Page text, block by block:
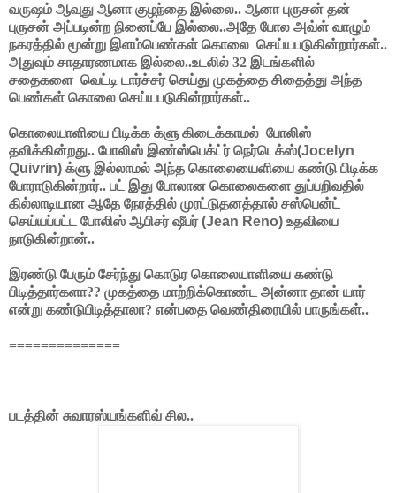
வருஷம் ஆவுது ஆனா குழந்தை இல்லை.. ஆனா புருசன் தன்
புருசன் அப்படின்ற நினைப்பே இல்லை..அதே போல அவ்ள் வாழும்
நகரத்தில் மூன்று இளம்பெண்கள் கொலை செய்யபடுகின்றார்கள்..
அதுவும் சாதாரணமாக இல்லை..உடலில் 32 இடங்களில்
சதைகளை வெட்டி டார்ச்சர் செய்து முகத்தை சிதைத்து அந்த
பெண்கள் கொலை செய்யபடுகின்றார்கள்..
கொலையாளியை பிடிக்க க்ளு கிடைக்காமல் போலிஸ்
தவிக்கின்றது.. போலிஸ் இண்ஸ்பெக்ட்ர் நெர்டெக்ஸ்(Jocelyn
Quivrin) க்ளு இல்லாமல் அந்த கொலையைளியை கண்டு பிடிக்க
போராடுகின்றார்.. பட் இது போலான கொலைகளை துப்பறிவதில்
கில்லாடியான ஆதே நேரத்தில் முரட்டுதனத்தால் சஸ்பென்ட்
செய்யப்பட்ட போலிஸ் ஆபிசர் ஷீபர் (Jean Reno) உதவியை
நாடுகின்றான்..
இரண்டு பேரும் சேர்ந்து கொடுர கொலையாளியை கண்டு
பிடித்தார்களா?? முகத்தை மாற்றிக்கொண்ட அன்னா தான் யார்
என்று கண்டுபிடித்தாலா? என்பதை வெண்திரையில் பாருங்கள்..
==============
படத்தின் சுவாரஸ்யங்களிவ் சில..